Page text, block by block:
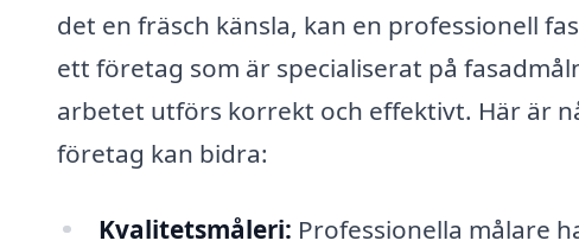
det en fräsch känsla, kan en professionell
ett företag som är specialiserat på
arbetet utförs korrekt och effektivt. Här är
företag kan bidra:
Kvalitetsmåleri: Professionella målare